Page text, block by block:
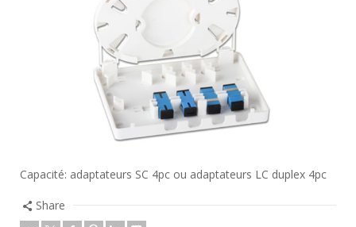
Capacité: adaptateurs SC 4pc ou adaptateurs LC duplex 4pc
Share